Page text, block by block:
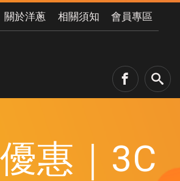
關於洋蔥 相關須知 會員專區
惠｜3C